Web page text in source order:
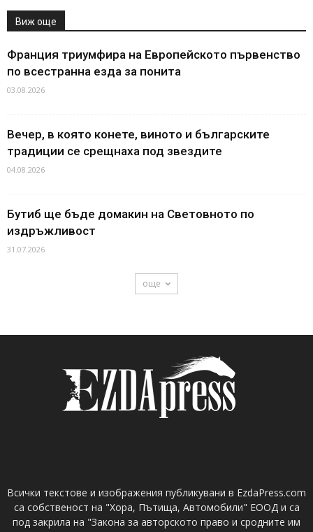
Виж още
Франция триумфира на Европейското първенство
по всестранна езда за понита
03.08.2026
Вечер, в която конете, виното и българските
традиции се срещнаха под звездите
04.08.2026
Бутиб ще бъде домакин на Световното по
издръжливост
31.07.2026
още
Всички текстове и изображения публикувани в EzdaPress.com
са собственост на "Хора, Пътища, Автомобили" ЕООД и са
под закрила на "Закона за авторското право и сродните им